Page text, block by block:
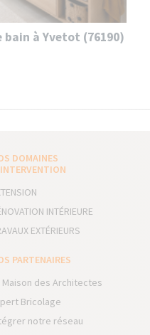
à Yvetot (76190)
DOMAINES
INTÉRIEURE
EXTÉRIEURS
PARTENAIRES
Maison des Architectes
Bricolage
notre réseau